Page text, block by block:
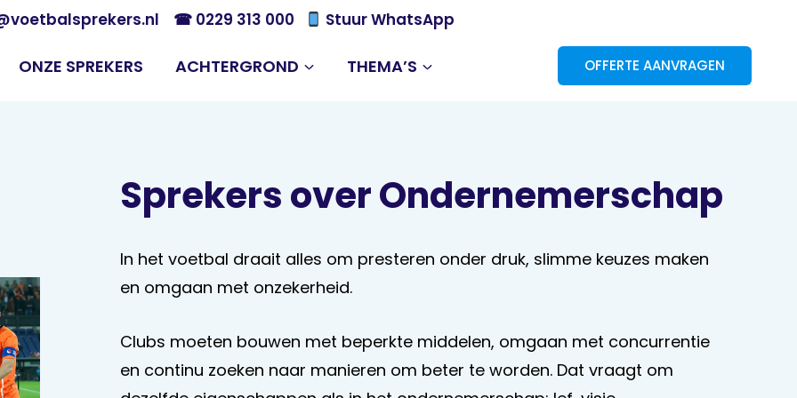
☎ 0229 313 000 Stuur WhatsApp
ONZE SPREKERS ACHTERGROND THEMA’S OFFERTE AANVRAGEN
Sprekers over Ondernemerschap
In het voetbal draait alles om presteren onder druk, slimme keuzes maken
en omgaan met onzekerheid.
Clubs moeten bouwen met beperkte middelen, omgaan met concurrentie
en continu zoeken naar manieren om beter te worden. Dat vraagt om